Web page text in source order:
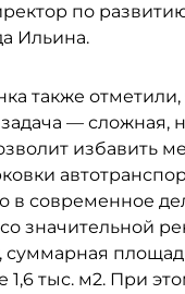
по
Ильина.
также отметили,
— сложная,
избавить
в современное
значительной
суммарная
1,6 тыс. м2. При